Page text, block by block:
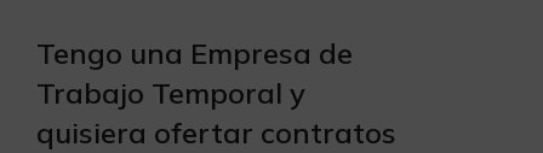
Tengo una Empresa de
Trabajo Temporal y
quisiera ofertar contratos